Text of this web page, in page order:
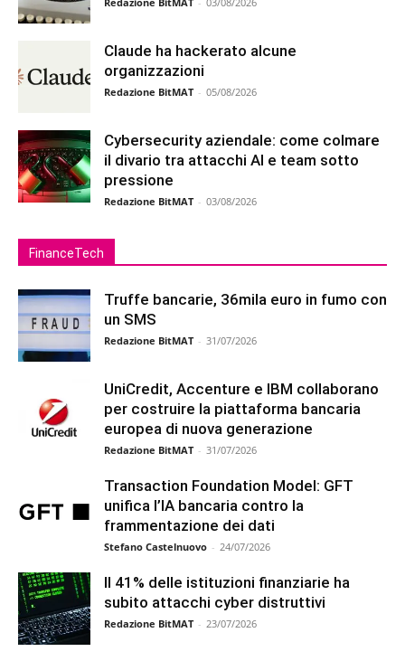
Claude ha hackerato alcune
organizzazioni
Redazione BitMAT - 05/08/2026
Cybersecurity aziendale: come colmare
il divario tra attacchi AI e team sotto
pressione
Redazione BitMAT - 03/08/2026
FinanceTech
Truffe bancarie, 36mila euro in fumo con
un SMS
Redazione BitMAT - 31/07/2026
UniCredit, Accenture e IBM collaborano
per costruire la piattaforma bancaria
europea di nuova generazione
Redazione BitMAT - 31/07/2026
Transaction Foundation Model: GFT
unifica l’IA bancaria contro la
frammentazione dei dati
Stefano Castelnuovo - 24/07/2026
Il 41% delle istituzioni finanziarie ha
subito attacchi cyber distruttivi
Redazione BitMAT - 23/07/2026